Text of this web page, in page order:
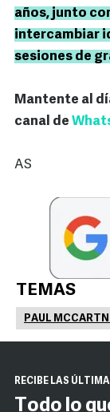
años, junto
intercambiar
sesiones de
Mantente al
canal de
AS
TEMAS
PAUL
RECIBE LAS
Todo lo